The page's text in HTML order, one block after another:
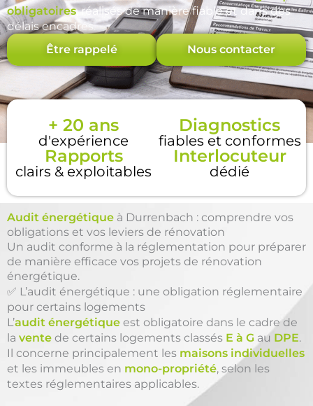
obligatoires, réalisés de manière fiable et dans des
délais encadrés.
Être rappelé Nous contacter
+ 20 ans
d'expérience
Diagnostics
fiables et conformes
Rapports
clairs & exploitables
Interlocuteur
dédié
Audit énergétique à Durrenbach : comprendre vos
obligations et vos leviers de rénovation
Un audit conforme à la réglementation pour préparer
de manière efficace vos projets de rénovation
énergétique.
✅ L’audit énergétique : une obligation réglementaire
pour certains logements
L’audit énergétique est obligatoire dans le cadre de
la vente de certains logements classés E à G au DPE.
Il concerne principalement les maisons individuelles
et les immeubles en mono-propriété, selon les
textes réglementaires applicables.